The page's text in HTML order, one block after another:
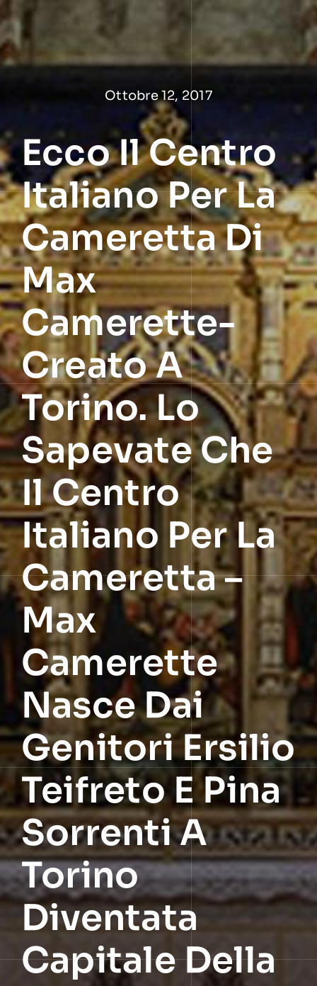
al
contenuto
Ottobre 12, 2017
Ecco Il Centro
Italiano Per La
Cameretta Di
Max
Camerette-
Creato A
Torino. Lo
Sapevate Che
Il Centro
Italiano Per La
Cameretta –
Max
Camerette
Nasce Dai
Genitori Ersilio
Teifreto E Pina
Sorrenti A
Torino
Diventata
Capitale Della